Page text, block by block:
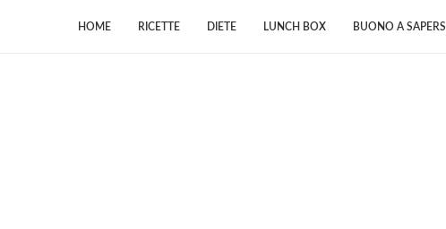
HOME RICETTE DIETE LUNCH BOX BUONO A SAPERSI